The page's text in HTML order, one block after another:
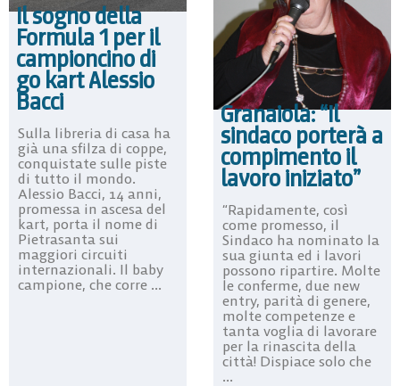
Il sogno della
Formula 1 per il
campioncino di
go kart Alessio
Bacci
Sulla libreria di casa ha
già una sfilza di coppe,
conquistate sulle piste
di tutto il mondo.
Alessio Bacci, 14 anni,
promessa in ascesa del
kart, porta il nome di
Pietrasanta sui
maggiori circuiti
internazionali. Il baby
campione, che corre ...
Granaiola: “Il
sindaco porterà a
compimento il
lavoro iniziato”
“Rapidamente, così
come promesso, il
Sindaco ha nominato la
sua giunta ed i lavori
possono ripartire. Molte
le conferme, due new
entry, parità di genere,
molte competenze e
tanta voglia di lavorare
per la rinascita della
città! Dispiace solo che
...